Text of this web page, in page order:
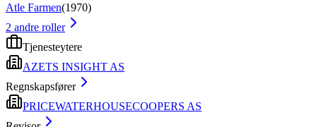
Atle Farmen(1970)
2 andre roller
Tjenesteytere
AZETS INSIGHT AS
Regnskapsfører
PRICEWATERHOUSECOOPERS AS